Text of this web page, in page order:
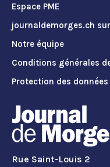
Espace PME
journaldemorges.ch
Notre équipe
Conditions générales
Protection des données
Rue Saint-Louis 2